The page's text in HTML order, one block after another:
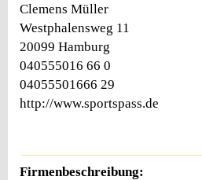
Clemens Müller
Westphalensweg 11
20099 Hamburg
040555016 66 0
04055501666 29
http://www.sportspass.de
Firmenbeschreibung: